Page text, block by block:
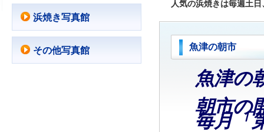
浜焼き写真館
その他写真館
人気の浜焼きは毎週土
魚津の朝市
魚津の
朝市の
毎月「